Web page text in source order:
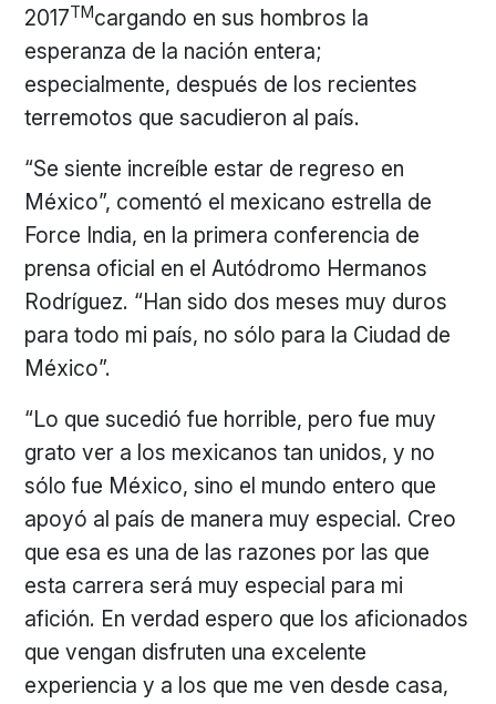
2017TMcargando en sus hombros la
esperanza de la nación entera;
especialmente, después de los recientes
terremotos que sacudieron al país.
“Se siente increíble estar de regreso en
México”, comentó el mexicano estrella de
Force India, en la primera conferencia de
prensa oficial en el Autódromo Hermanos
Rodríguez. “Han sido dos meses muy duros
para todo mi país, no sólo para la Ciudad de
México”.
“Lo que sucedió fue horrible, pero fue muy
grato ver a los mexicanos tan unidos, y no
sólo fue México, sino el mundo entero que
apoyó al país de manera muy especial. Creo
que esa es una de las razones por las que
esta carrera será muy especial para mi
afición. En verdad espero que los aficionados
que vengan disfruten una excelente
experiencia y a los que me ven desde casa,